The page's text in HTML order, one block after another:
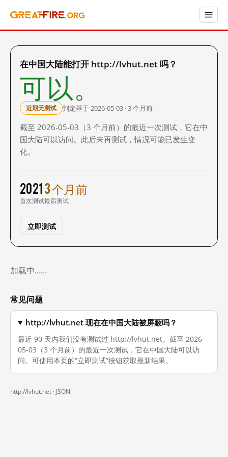
在中国大陆能打开 http://lvhut.net 吗？
可以。
近期无测试 判定基于 2026-05-03 · 3 个月前
截至 2026-05-03（3 个月前）的最近一次测试，它在中
国大陆可以访问。此后未再测试，情况可能已发生变
化。
2021
首次测试
3 个月前
最后测试
立即测试
加载中……
常见问题
http://lvhut.net 现在在中国大陆被屏蔽吗？
最近 90 天内我们没有测试过 http://lvhut.net。截至 2026-
05-03（3 个月前）的最近一次测试，它在中国大陆可以访
问。可使用本页的“立即测试”按钮获取最新结果。
http://lvhut.net · JSON